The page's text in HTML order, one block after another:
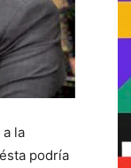
la
podría